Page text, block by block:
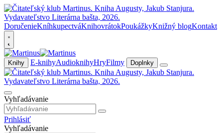
DoručenieKníhkupectváKnihovrátokPoukážkyKnižný blogKontakt
Knihy E-knihyAudioknihyHryFilmy Doplnky
Vyhľadávanie
Prihlásiť
Vyhľadávanie